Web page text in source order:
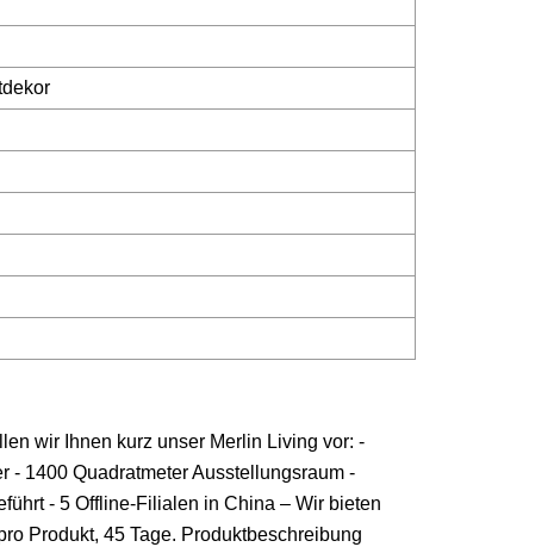
wir Ihnen kurz unser Merlin Living vor: -
- 1400 Quadratmeter Ausstellungsraum -
- 5 Offline-Filialen in China – Wir bieten
Produkt, 45 Tage. Produktbeschreibung